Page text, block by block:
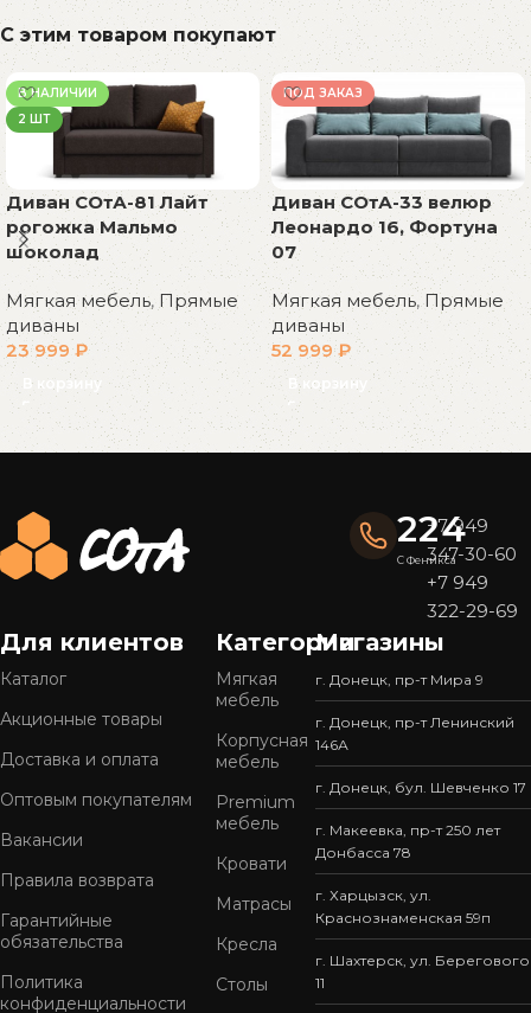
С этим товаром покупают
В НАЛИЧИИ
2 ШТ
Диван СОтА-81 Лайт
рогожка Мальмо
шоколад
Мягкая мебель, Прямые
диваны
23 999₽
В корзину
ПОД ЗАКАЗ
Диван СОтА-33 велюр
Леонардо 16, Фортуна
07
Мягкая мебель,Прямые
диваны
52 999₽
В корзину
Read More
224
С Феникса
+7 949
347-30-60
+7 949
322-29-69
Для клиентов
Каталог
Акционные товары
Доставка и оплата
Оптовым покупателям
Вакансии
Правила возврата
Гарантийные
обязательства
Политика
конфиденциальности
Категории
Мягкая
мебель
Корпусная
мебель
Premium
мебель
Кровати
Матрасы
Кресла
Столы
Магазины
г. Донецк, пр-т Мира 9
г. Донецк, пр-т Ленинский
146А
г. Донецк, бул. Шевченко 17
г. Макеевка, пр-т 250 лет
Донбасса 78
г. Харцызск, ул.
Краснознаменская 59п
г. Шахтерск, ул. Берегового
11